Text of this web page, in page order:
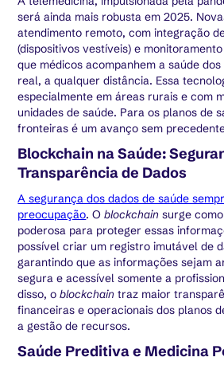
será ainda mais robusta em 2025.
atendimento remoto, com integração
(dispositivos vestíveis) e
que médicos acompanhem a saúde
real, a qualquer distância. Essa
especialmente em áreas rurais e com
unidades de saúde. Para os planos de
fronteiras é um avanço sem
Blockchain na Saúde:
Transparência de Dados
A segurança dos dados de saúde
preocupação. Oblockchain surge
poderosa para proteger essas
possível criar um registro imutável de
garantindo que as informações sejam
segura e acessível somente a
disso, oblockchain traz maior
financeiras e operacionais dos planos
a gestão de recursos.
Saúde Preditiva e Medicina